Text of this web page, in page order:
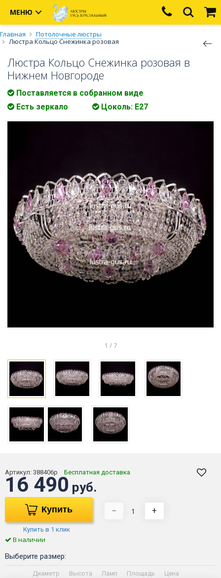
МЕНЮ
Главная
Потолочные люстры
Люстра Кольцо Снежинка розовая
Люстра Кольцо Снежинка розовая в
Нижнем Новгороде
Поставляется в собранном виде
Есть зеркало
Цоколь: Е27
1 / 7
Артикул: 388406р Бесплатная доставка
16 490 руб.
Купить
Купить в 1 клик
− +
В наличии
Выберите размер:
Диаметр Высота Ламп Площадь Цена